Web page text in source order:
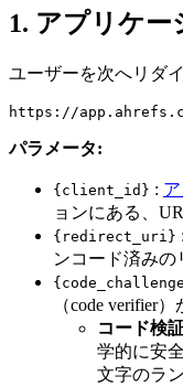
1. アプリケー
ユーザーを次へリダ
パラメータ:
{client_id} :
ョンにある、
{redirect_uri}
ンコード済みの
（code verifier
コード検
学的に安
文字のラ